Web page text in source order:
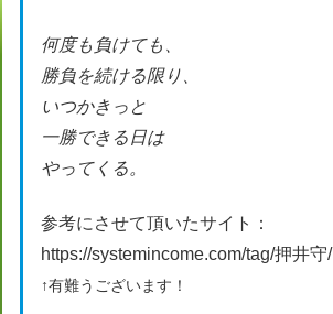
何度も負けても、
勝負を続ける限り、
いつかきっと
一勝できる日は
やってくる。
参考にさせて頂いたサイト：
https://systemincome.com/tag/押井守/
↑有難うございます！